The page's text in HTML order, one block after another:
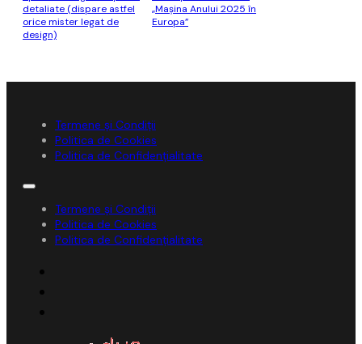
detaliate (dispare astfel
orice mister legat de
design)
„Maşina Anului 2025 în
Europa”
Termene și Condiții
Politica de Cookies
Politica de Confidențialitate
Termene și Condiții
Politica de Cookies
Politica de Confidențialitate